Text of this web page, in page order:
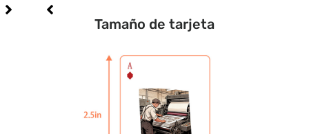
Tamaño de tarjeta